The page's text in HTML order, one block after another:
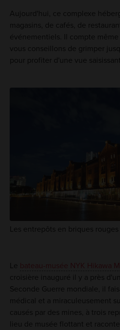
Aujourd'hui, ce complexe
magasins, de cafés, de
événementiels. Il compte
vous conseillons de grimper
pour profiter d'une vue
Les entrepôts en briques
Le bateau-musée NYK Hikawa
croisière inauguré il y a près
Seconde Guerre mondiale, il
médical et a miraculeusement
causés par des mines, à trois
lieu de musée flottant et